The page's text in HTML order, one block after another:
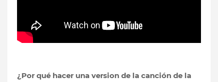
¿Por qué hacer una version de la canción de la